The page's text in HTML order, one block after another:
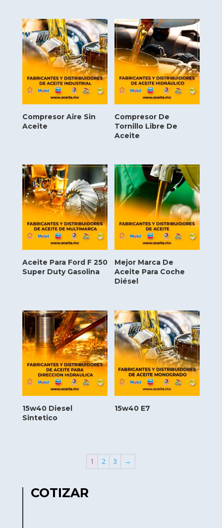
Compresor Aire Sin
Aceite
Compresor De
Tornillo Libre De
Aceite
Aceite Para Ford F 250
Super Duty Gasolina
Mejor Marca De
Aceite Para Coche
Diésel
15w40 Diesel
Sintetico
15w40 E7
1 2 3 →
COTIZAR